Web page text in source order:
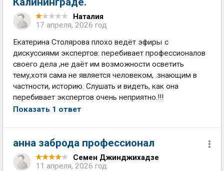
Наталия
17 апреля, 2026 год
Екатерина Столярова плохо ведёт эфиры с
дискуссиями экспертов: перебивает профессионалов
своего дела ,не даёт им возможности осветить
тему,хотя сама не является человеком, .знающим в
частности, историю. Слушать и видеть, как она
перебивает экспертов очень неприятно.!!!
Показать 1 ответ
анна заброда профессионал
Семен Джинджихадзе
11 апреля, 2026 год